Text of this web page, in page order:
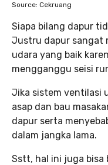
Source: Cekruang
Siapa bilang dapur
Justru dapur sangat
udara yang baik
mengganggu seisi
Jika sistem ventilasi
asap dan bau
dapur serta
dalam jangka lama.
Sstt, hal ini juga bisa